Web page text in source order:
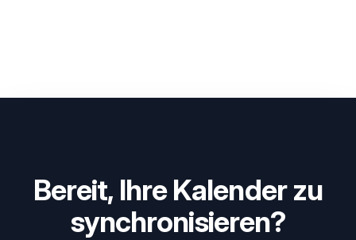
Bereit, Ihre Kalender zu
synchronisieren?